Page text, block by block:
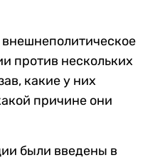
против нескольких
какие у них
причине они
были введены в